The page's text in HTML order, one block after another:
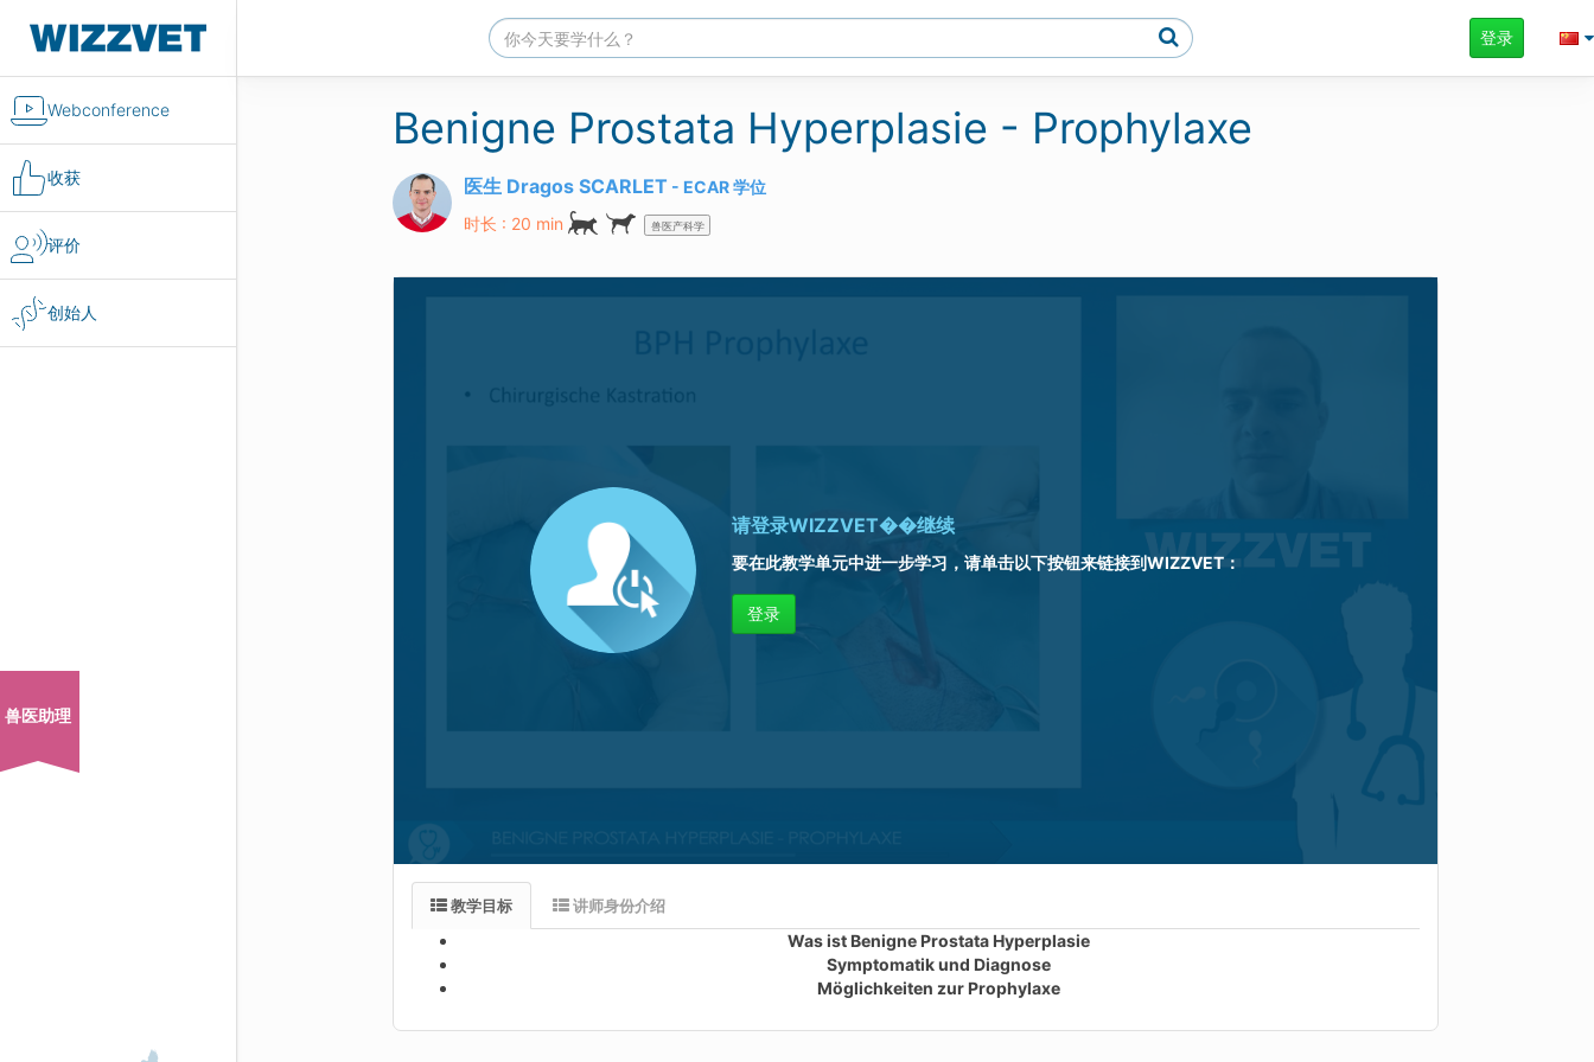
Webconference
收获
评价
创始人
兽医助理
登录
Benigne Prostata Hyperplasie - Prophylaxe
医生 Dragos SCARLET ECAR学位
时长 : 20 min
兽医产科学
请登录WIZZVET��继续
要在此教学单元中进一步学习，请单击以下按钮来链接到WIZZVET ：
登录
教学目标 讲师身份介绍
Was ist Benigne Prostata Hyperplasie
Symptomatik und Diagnose
Möglichkeiten zur Prophylaxe